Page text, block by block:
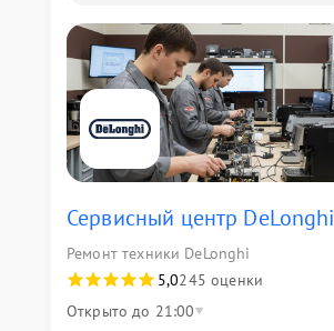
Сервисный центр DeLonghi
Ремонт техники DeLonghi
5,0245 оценки
Открыто до 21:00